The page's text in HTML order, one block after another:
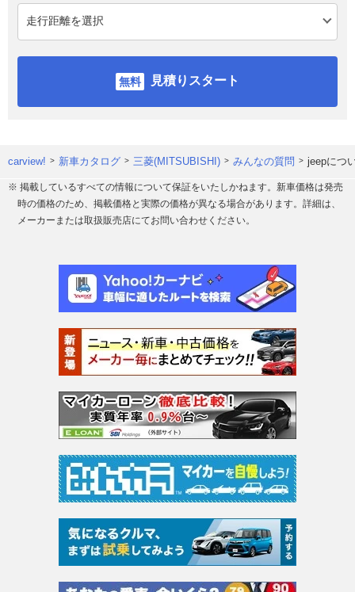
見積りスタート
carview! 新車カタログ 三菱(MITSUBISHI) みんなの質問 jeepにつ
※ 掲載しているすべての情報について保証をいたしかねます。新車価格は発売
時の価格のため、掲載価格と実際の価格が異なる場合があります。詳細は、
メーカーまたは取扱販売店にてお問い合わせください。